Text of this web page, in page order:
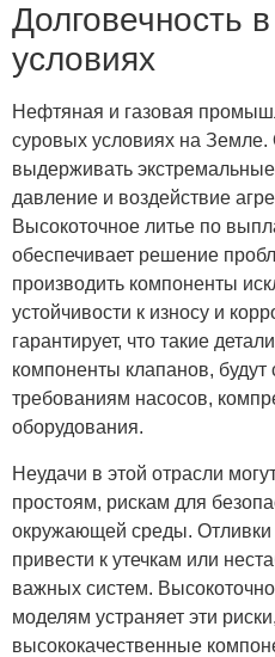
Долговечность
условиях
Нефтяная и газовая
суровых условиях на
выдерживать
давление и воздействие
Высокоточное литье по
обеспечивает решение
производить компоненты
устойчивости к износу и
гарантирует, что такие
компоненты клапанов, будут
требованиям насосов,
оборудования.
Неудачи в этой отрасли
простоям, рискам для
окружающей среды. Отливки
привести к утечкам или
важных систем.
моделям устраняет эти
высококачественные